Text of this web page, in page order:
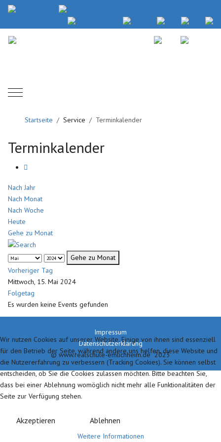
Mobile Menu Toggle
Startseite Service Terminkalender
Terminkalender
Nach Jahr
Nach Monat
Nach Woche
Heute
Gehe zu Monat
Gehe zu Monat
Vorheriger Tag
Mittwoch, 15. Mai 2024
Folgetag
Es wurden keine Events gefunden
Impressum
Datenschutzerklärung
© www.realschule-emlichheim.de 2023
Wir nutzen Cookies auf unserer Website. Einige von ihnen sind essenziell
für den Betrieb der Seite, während andere uns helfen, diese Website und
die Nutzererfahrung zu verbessern (Tracking Cookies). Sie können selbst
entscheiden, ob Sie die Cookies zulassen möchten. Bitte beachten Sie,
dass bei einer Ablehnung womöglich nicht mehr alle Funktionalitäten der
Seite zur Verfügung stehen.
Akzeptieren Ablehnen
Weitere Informationen